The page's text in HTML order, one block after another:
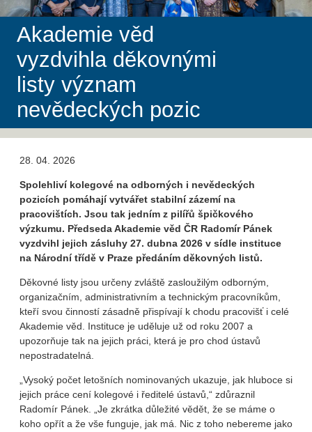
Akademie věd
vyzdvihla děkovnými
listy význam
nevědeckých pozic
28. 04. 2026
Spolehliví kolegové na odborných i nevědeckých
pozicích pomáhají vytvářet stabilní zázemí na
pracovištích. Jsou tak jedním z pilířů špičkového
výzkumu. Předseda Akademie věd ČR Radomír Pánek
vyzdvihl jejich zásluhy 27. dubna 2026 v sídle instituce
na Národní třídě v Praze předáním děkovných listů.
Děkovné listy jsou určeny zvláště zasloužilým odborným,
organizačním, administrativním a technickým pracovníkům,
kteří svou činností zásadně přispívají k chodu pracovišť i celé
Akademie věd. Instituce je uděluje už od roku 2007 a
upozorňuje tak na jejich práci, která je pro chod ústavů
nepostradatelná.
„Vysoký počet letošních nominovaných ukazuje, jak hluboce si
jejich práce cení kolegové i ředitelé ústavů,“ zdůraznil
Radomír Pánek. „Je zkrátka důležité vědět, že se máme o
koho opřít a že vše funguje, jak má. Nic z toho nebereme jako